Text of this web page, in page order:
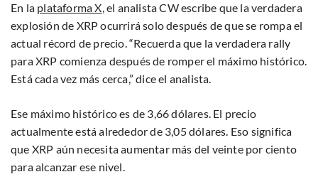
En la plataforma X, el analista CW escribe que la verdadera
explosión de XRP ocurrirá solo después de que se rompa el
actual récord de precio. “Recuerda que la verdadera rally
para XRP comienza después de romper el máximo histórico.
Está cada vez más cerca,” dice el analista.
Ese máximo histórico es de 3,66 dólares. El precio
actualmente está alrededor de 3,05 dólares. Eso significa
que XRP aún necesita aumentar más del veinte por ciento
para alcanzar ese nivel.